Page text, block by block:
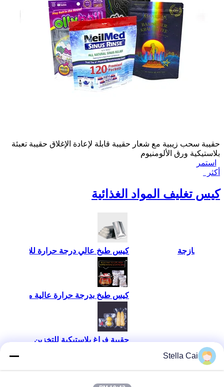
حقيبة سحب زيبية مع شعار حقيبة قابلة لإعادة الإغلاق حقيبة تعبئة
بلاستيكية ورق الألومنيوم
استمر
أكثر
كيس تغليف المواد الغذائية
عالي درجة حرارة للأغذية - طريقة جديدة لتأمين الطازجة
بدرجة حرارة عالية من رقائق الألومنيوم
التعبئة البلاستيكية الشفافة
Stella Cai